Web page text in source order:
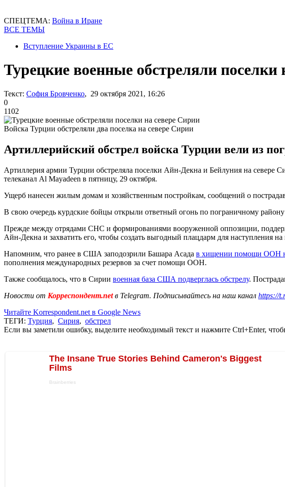
СПЕЦТЕМА: Война в Иране
ВСЕ ТЕМЫ
Вступление Украины в ЕС
Турецкие военные обстреляли поселки
Текст: София Бровченко, 29 октября 2021, 16:26
0
1102
Войска Турции обстреляли два поселка на севере Сирии
Артиллерийский обстрел войска Турции вели из
Артиллерия армии Турции обстреляла поселки Айн-Декна и Бейлуния на
телеканал Al Mayadeen в пятницу, 29 октября.
Ущерб нанесен жилым домам и хозяйственным постройкам, сообщений о
В свою очередь курдские бойцы открыли ответный огонь по пограничному району
Прежде между отрядами СНС и формированиями вооруженной оппозиции,
Айн-Декна и захватить его, чтобы создать выгодный плацдарм для наступления
Напомним, что ранее в США заподозрили Башара Асада в хищении помощи ООН
пополнения международных резервов за счет помощи ООН.
Также сообщалось, что в Сирии военная база США подверглась обстрелу.
Новости от Корреспондент.netв Telegram. Подписывайтесь на наш канал https://
Читайте Korrespondent.net в Google News
ТЕГИ: Турция, Сирия, обстрел
Если вы заметили ошибку, выделите необходимый текст и нажмите Ctrl+Enter,